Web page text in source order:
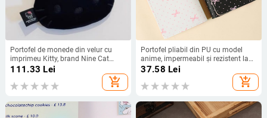
Portofel de monede din velur cu
imprimeu Kitty, brand Nine Cat
King, stil proaspăt și dulce
111.33 Lei
add_shopping_cart
Portofel pliabil din PU cu model
anime, impermeabil și rezistent la
uzură, compartiment pentru carduri
37.58 Lei
add_shopping_cart